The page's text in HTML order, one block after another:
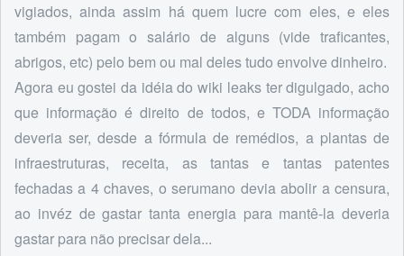
vigiados, ainda assim há quem lucre com eles, e eles
também pagam o salário de alguns (vide traficantes,
abrigos, etc) pelo bem ou mal deles tudo envolve dinheiro.
Agora eu gostei da idéia do wiki leaks ter digulgado, acho
que informação é direito de todos, e TODA informação
deveria ser, desde a fórmula de remédios, a plantas de
infraestruturas, receita, as tantas e tantas patentes
fechadas a 4 chaves, o serumano devia abolir a censura,
ao invéz de gastar tanta energia para mantê-la deveria
gastar para não precisar dela...